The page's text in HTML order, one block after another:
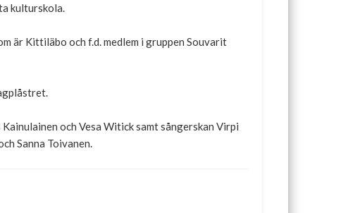
kulturskola.
är Kittiläbo och f.d. medlem i gruppen Souvarit
och Vesa Witick samt sångerskan Virpi
Sanna Toivanen.